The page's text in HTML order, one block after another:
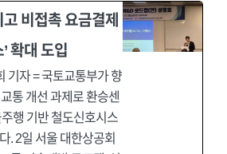
비접촉 요금결제
확대 도입
기자 = 국토교통부가 향
통 개선 과제로 환승센
행 기반 철도신호시스
. 2일 서울 대한상공회